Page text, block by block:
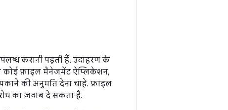
करानी पड़ती हैं. उदाहरण के
कोई फ़ाइल मैनेजमेंट ऐप्लिकेशन,
की अनुमति देना चाहे. फ़ाइल
का जवाब दे सकता है.